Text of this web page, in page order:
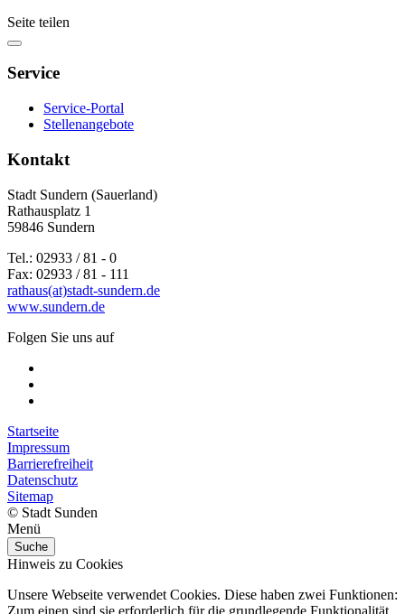
Seite teilen
Service
Service-Portal
Stellenangebote
Kontakt
Stadt Sundern (Sauerland)
Rathausplatz 1
59846 Sundern
Tel.: 02933 / 81 - 0
Fax: 02933 / 81 - 111
rathaus(at)stadt-sundern.de
www.sundern.de
Folgen Sie uns auf
Startseite
Impressum
Barrierefreiheit
Datenschutz
Sitemap
© Stadt Sunden
Menü
Suche
Hinweis zu Cookies
Unsere Webseite verwendet Cookies. Diese haben zwei Funktionen:
Zum einen sind sie erforderlich für die grundlegende Funktionalität